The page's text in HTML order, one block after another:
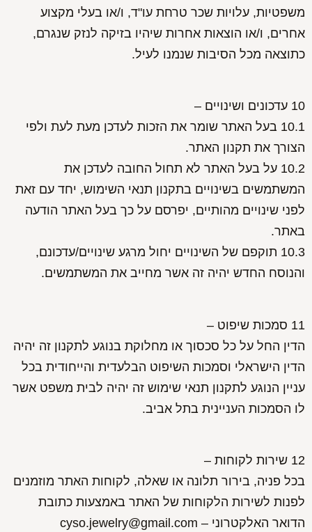
משפטיות, עלויות שכר טרחת עו"ד, ו/או בעלי מקצוע
אחרים, ו/או הוצאות אחרות שיהיו בזיקה לנזק שנגרם,
כתוצאה מכל הסיבות שנמנו לעיל.
10 עדכונים ושינויים –
10.1 בעל האתר שומר את הזכות לעדכן מעת לעת ולפי
הצורך את תקנון האתר.
10.2 על בעל האתר לא תחול החובה לעדכן את
המשתמשים בשינויים בתקנון תנאי השימוש, יחד עם זאת
לפני שינויים מהותיים, יפרסם על כך בעל האתר הודעה
באתר.
10.3 תוקפם של השינויים יחול מרגע שינויים/עדכונם,
והנוסח החדש יהיה זה אשר מחייב את המשתמשים.
11 סמכות שיפוט –
הדין החל על כל סכסוך או מחלוקת בנוגע לתקנון זה יהיה
הדין הישראלי וסמכות השיפוט הבלעדית והייחודית בכל
עניין הנוגע לתקנון תנאי שימוש זה יהיה לבית משפט אשר
לו הסמכות העניינית בתל אביב.
12 שירות לקוחות –
בכל פניה, בירור תלונה או שאלה, לקוחות האתר מוזמנים
לפנות לשירות הלקוחות של האתר באמצעות כתובת
הדואר האלקטרוני – cyso.jewelry@gmail.com